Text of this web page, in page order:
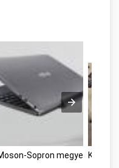
Sopron megye